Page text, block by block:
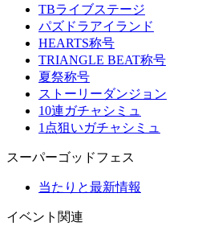
TBライブステージ
パズドラアイランド
HEARTS称号
TRIANGLE BEAT称号
夏祭称号
ストーリーダンジョン
10連ガチャシミュ
1点狙いガチャシミュ
スーパーゴッドフェス
当たりと最新情報
イベント関連